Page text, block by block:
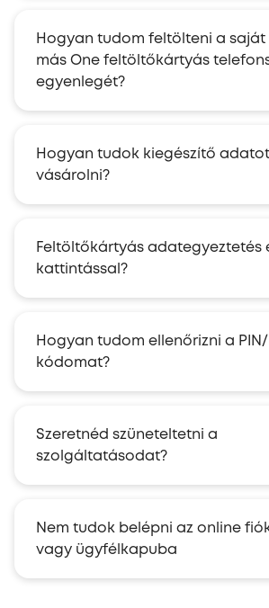
Hogyan tudom feltölteni a
más One feltöltőkártyás
egyenlegét?
Hogyan tudok kiegészítő adatot
vásárolni?
Feltöltőkártyás adategyeztetés
kattintással?
Hogyan tudom ellenőrizni a PIN/
kódomat?
Szeretnéd szüneteltetni a
szolgáltatásodat?
Nem tudok belépni az online
vagy ügyfélkapuba